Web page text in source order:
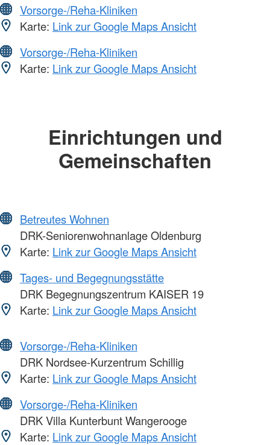
Vorsorge-/Reha-Kliniken
Karte: Link zur Google Maps Ansicht
Vorsorge-/Reha-Kliniken
Karte: Link zur Google Maps Ansicht
Einrichtungen und
Gemeinschaften
Betreutes Wohnen
DRK-Seniorenwohnanlage Oldenburg
Karte: Link zur Google Maps Ansicht
Tages- und Begegnungsstätte
DRK Begegnungszentrum KAISER 19
Karte: Link zur Google Maps Ansicht
Vorsorge-/Reha-Kliniken
DRK Nordsee-Kurzentrum Schillig
Karte: Link zur Google Maps Ansicht
Vorsorge-/Reha-Kliniken
DRK Villa Kunterbunt Wangerooge
Karte: Link zur Google Maps Ansicht